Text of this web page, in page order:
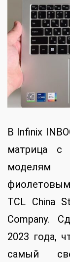
В Infinix
матрица
моделям
TCL China
Company.
2023 года,
самый